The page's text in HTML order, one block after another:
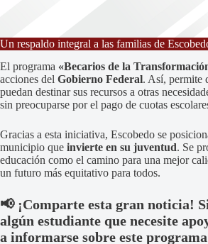
Un respaldo integral a las familias de
El programa «Becarios de la
acciones del Gobierno Federal. Así, permite
puedan destinar sus recursos a otras
sin preocuparse por el pago de cuotas
Gracias a esta iniciativa, Escobedo se
municipio que invierte en su juventud. Se
educación como el camino para una mejor
un futuro más equitativo para todos.
📢 ¡Comparte esta gran noticia!
algún estudiante que necesite
a informarse sobre este